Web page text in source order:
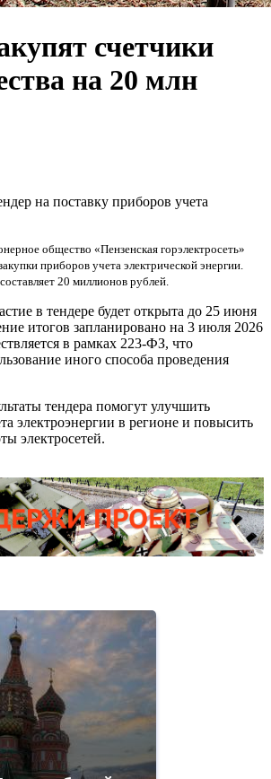
счетчики
на 20 млн
на поставку приборов учета
общество «Пензенская горэлектросеть»
приборов учета электрической энергии.
20 миллионов рублей.
в тендере будет открыта до 25 июня
итогов запланировано на 3 июля 2026
в рамках 223-ФЗ, что
иного способа проведения
тендера помогут улучшить
электроэнергии в регионе и повысить
электросетей.